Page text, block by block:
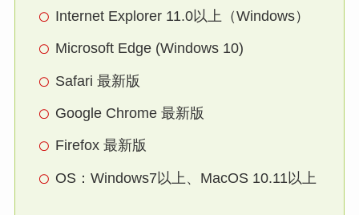
Internet Explorer 11.0以上（Windows）
Microsoft Edge (Windows 10)
Safari 最新版
Google Chrome 最新版
Firefox 最新版
OS：Windows7以上、MacOS 10.11以上